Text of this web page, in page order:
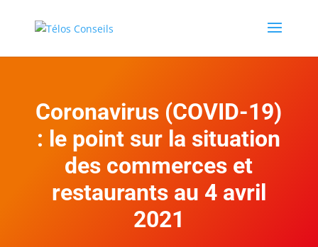
Coronavirus (COVID-19)
: le point sur la situation
des commerces et
restaurants au 4 avril
2021